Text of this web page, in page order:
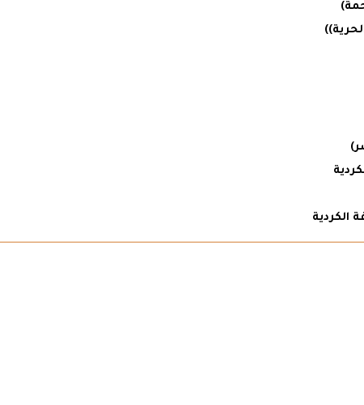
الكردية